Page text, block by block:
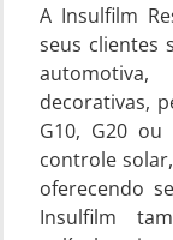
A Insulfilm
seus clientes
decorativas,
G10, G20
controle
oferecendo
Insulfilm